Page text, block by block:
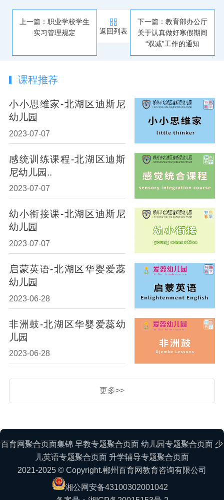
上一篇：职业学校学生
实习管理规定
下一篇：教育部办公厅
关于认真做好寒假期间
“双减”工作的通知
返回列表
课程推荐
小小思维家-北湖区迪斯尼
幼儿园
2023-07-07
感统训练课程-北湖区迪斯
尼幼儿园..
2023-07-07
幼小衔接课-北湖区迪斯尼
幼儿园
2023-07-07
启蒙英语-北湖区华婴爱蕊
幼儿园
2023-06-28
非洲鼓-北湖区华婴爱蕊幼
儿园
2023-06-28
更多>>
百育网聚合页面集锦 早教专题聚合页面 幼儿园专题聚合页面 少
儿英语专题聚合页面 升学辅导专题聚合页面
2021-2025 © Copyright.郴州百育网教育咨询有限公司
湘公网安备43100302001042